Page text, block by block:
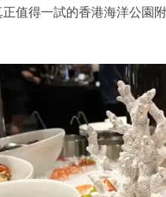
值得一試的香港海洋公園